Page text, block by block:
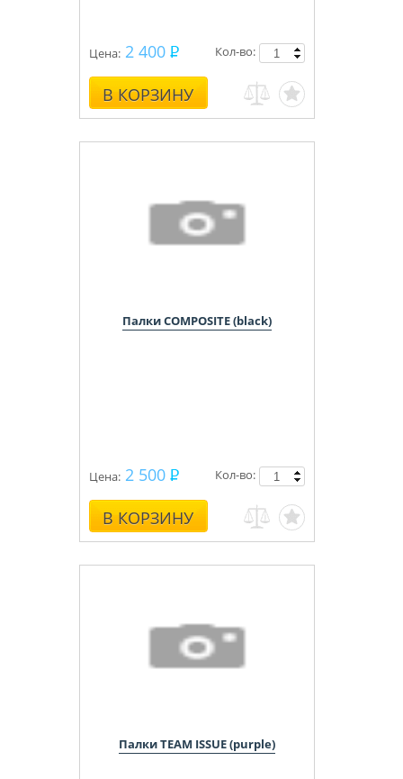
Цена: 2 400
В КОРЗИНУ
Кол-во:
Палки COMPOSITE (black)
Цена: 2 500
В КОРЗИНУ
Кол-во:
Палки TEAM ISSUE (purple)